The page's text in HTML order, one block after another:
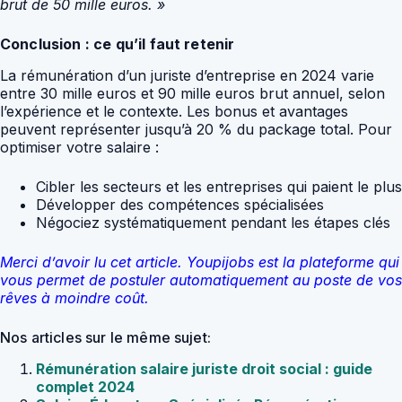
brut de 50 mille euros. »
Conclusion : ce qu’il faut retenir
La rémunération d’un juriste d’entreprise en 2024 varie
entre 30 mille euros et 90 mille euros brut annuel, selon
l’expérience et le contexte. Les bonus et avantages
peuvent représenter jusqu’à 20 % du package total. Pour
optimiser votre salaire :
Cibler les secteurs et les entreprises qui paient le plus
Développer des compétences spécialisées
Négociez systématiquement pendant les étapes clés
Merci d’avoir lu cet article. Youpijobs est la plateforme qui
vous permet de postuler automatiquement au poste de vos
rêves à moindre coût.
Nos articles sur le même sujet:
Rémunération salaire juriste droit social : guide
complet 2024